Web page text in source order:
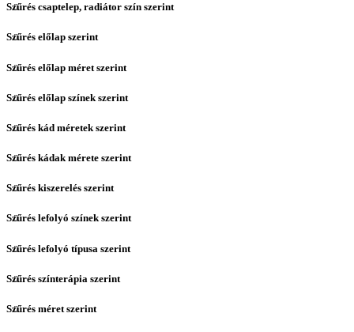
Szűrés csaptelep, radiátor szín szerint
Szűrés előlap szerint
Szűrés előlap méret szerint
Szűrés előlap színek szerint
Szűrés kád méretek szerint
Szűrés kádak mérete szerint
Szűrés kiszerelés szerint
Szűrés lefolyó színek szerint
Szűrés lefolyó típusa szerint
Szűrés színterápia szerint
Szűrés méret szerint